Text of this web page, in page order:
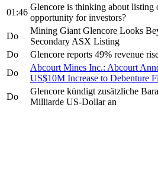
01:46
Glencore is thinking about listing
opportunity for investors?
Do
Mining Giant Glencore Looks
Secondary ASX Listing
Do
Glencore reports 49% revenue
Do
Abcourt Mines Inc.: Abcourt
US$10M Increase to Debenture
Do
Glencore kündigt zusätzliche
Milliarde US-Dollar an